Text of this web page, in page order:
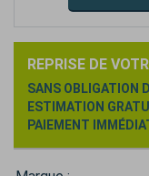
REPRISE DE
SANS OBLIGATION
ESTIMATION
PAIEMENT